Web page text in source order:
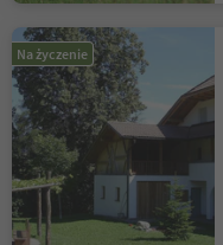
Na życzenie